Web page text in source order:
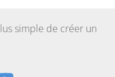
simple de créer un